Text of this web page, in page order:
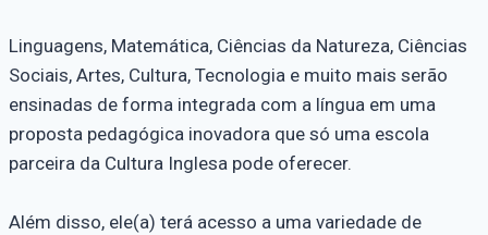
Linguagens, Matemática, Ciências da Natureza, Ciências
Sociais, Artes, Cultura, Tecnologia e muito mais serão
ensinadas de forma integrada com a língua em uma
proposta pedagógica inovadora que só uma escola
parceira da Cultura Inglesa pode oferecer.
Além disso, ele(a) terá acesso a uma variedade de